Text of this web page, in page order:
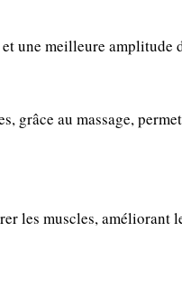
une meilleure amplitude
grâce au massage,
les muscles,